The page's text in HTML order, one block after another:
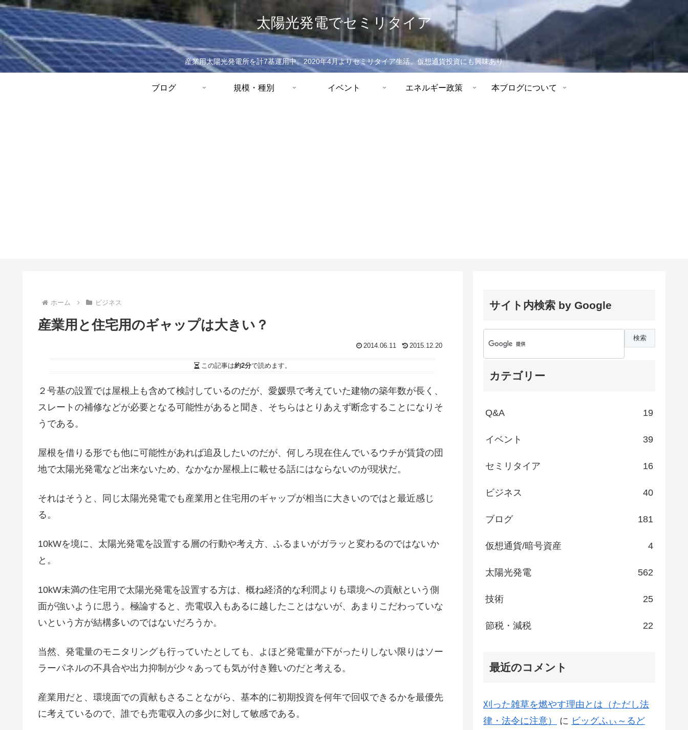
太陽光発電でセミリタイア
産業用太陽光発電所を計7基運用中。2020年4月よりセミリタイア生活。仮想通貨投資にも興味あり
ブログ 規模・種別 イベント エネルギー政策 本ブログについて
ホーム ビジネス
産業用と住宅用のギャップは大きい？
2014.06.11 2015.12.20
この記事は約2分で読めます。
２号基の設置では屋根上も含めて検討しているのだが、愛媛県で考えていた建物の築年数が長く、
スレートの補修などが必要となる可能性があると聞き、そちらはとりあえず断念することになりそ
うである。
屋根を借りる形でも他に可能性があれば追及したいのだが、何しろ現在住んでいるウチが賃貸の団
地で太陽光発電など出来ないため、なかなか屋根上に載せる話にはならないのが現状だ。
それはそうと、同じ太陽光発電でも産業用と住宅用のギャップが相当に大きいのではと最近感じ
る。
10kWを境に、太陽光発電を設置する層の行動や考え方、ふるまいがガラッと変わるのではないか
と。
10kW未満の住宅用で太陽光発電を設置する方は、概ね経済的な利潤よりも環境への貢献という側
面が強いように思う。極論すると、売電収入もあるに越したことはないが、あまりこだわっていな
いという方が結構多いのではないだろうか。
当然、発電量のモニタリングも行っていたとしても、よほど発電量が下がったりしない限りはソー
ラーパネルの不具合や出力抑制が少々あっても気が付き難いのだと考える。
産業用だと、環境面での貢献もさることながら、基本的に初期投資を何年で回収できるかを最優先
に考えているので、誰でも売電収入の多少に対して敏感である。
サイト内検索 by Google
カテゴリー
Q&A 19
イベント 39
セミリタイア 16
ビジネス 40
ブログ 181
仮想通貨/暗号資産 4
太陽光発電 562
技術 25
節税・減税 22
最近のコメント
刈った雑草を燃やす理由とは（ただし法
律・法令に注意）
に ビッグふぃ～るど